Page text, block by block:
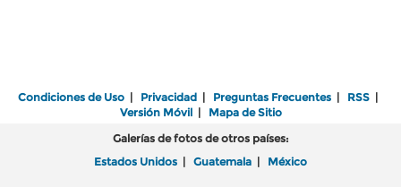
Condiciones de Uso | Privacidad | Preguntas Frecuentes | RSS |
Versión Móvil| Mapa de Sitio
Galerías de fotos de otros países:
Estados Unidos | Guatemala | México